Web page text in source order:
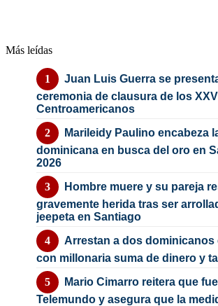
Más leídas
Juan Luis Guerra se
ceremonia de clausura de los
Centroamericanos
Marileidy Paulino encabeza
dominicana en busca del oro en
2026
Hombre muere y su pareja
gravemente herida tras ser
jeepeta en Santiago
Arrestan a dos dominicanos
con millonaria suma de dinero y
Mario Cimarro reitera que
Telemundo y asegura que la